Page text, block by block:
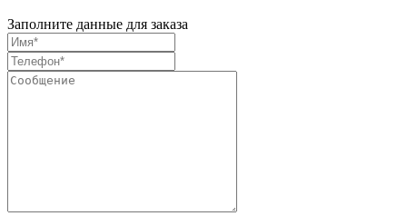
Заполните данные для заказа